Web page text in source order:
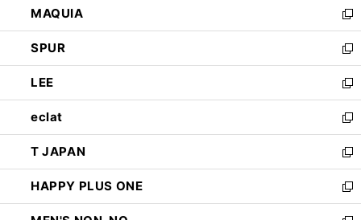
ド
ウ
で
開
く
ィ
ン
ド
ウ
で
開
く
い
ウ
ィ
ン
ド
ウ
で
開
く
MAQUIA
新
し
い
ウ
ィ
ン
ド
ウ
で
開
く
SPUR
新
し
い
ウ
ィ
ン
ド
ウ
で
開
LEE
新
し
い
ウ
ィ
ン
ド
ウ
eclat
新
し
い
ウ
ィ
ン
T JAPAN
新
し
い
ウ
HAPPY PLUS ONE
新
し